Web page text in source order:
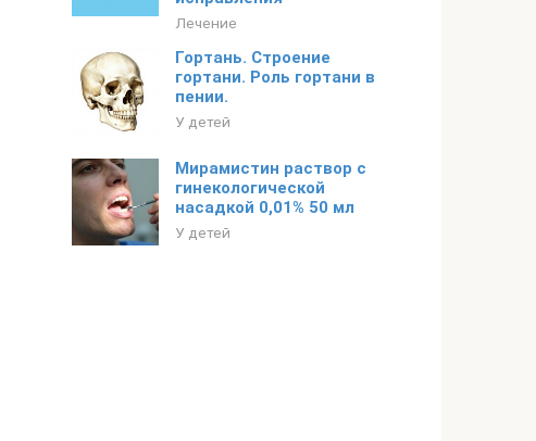
Лечение
Гортань. Строение
гортани. Роль гортани в
пении.
У детей
Мирамистин раствор с
гинекологической
насадкой 0,01% 50 мл
У детей